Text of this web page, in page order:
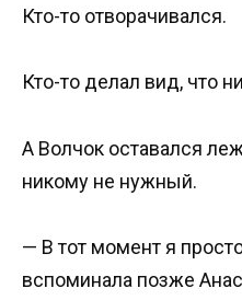
Кто-то отворачивался.
Кто-то делал вид, что
А Волчок оставался
никому не нужный.
— В тот момент я
вспоминала позже